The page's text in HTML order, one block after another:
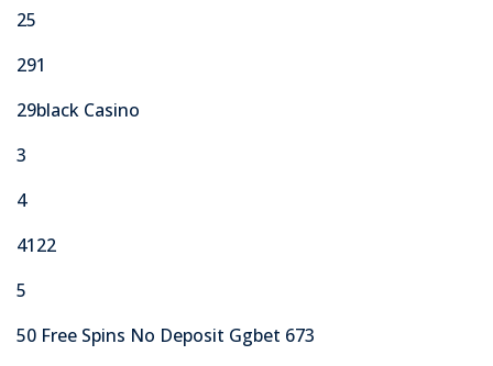
25
291
29black Casino
3
4
4122
5
50 Free Spins No Deposit Ggbet 673